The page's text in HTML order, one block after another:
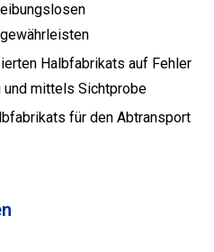
Halbfabrikats auf Fehler
und mittels Sichtprobe
für den Abtransport